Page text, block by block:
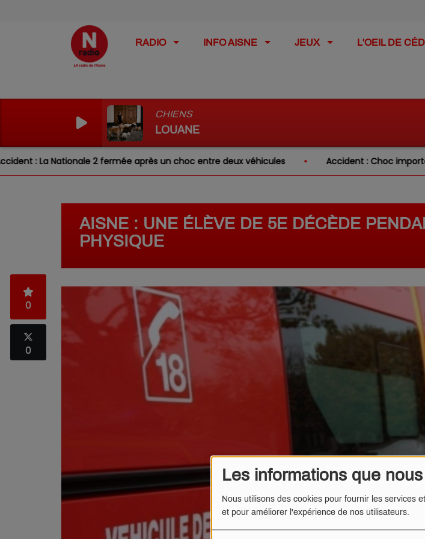
Les informations que
Nous utilisons des cookies pour fournir les services
et pour améliorer l'expérience de nos utilisateurs.
RADIO INFO AISNE JEUX L'OEIL DE
CHIENS
LOUANE
2 fermée après un choc entre deux véhicules Accident : Choc important entre 3
AISNE : UNE ÉLÈVE DE 5E DÉCÈDE
PHYSIQUE
0
0